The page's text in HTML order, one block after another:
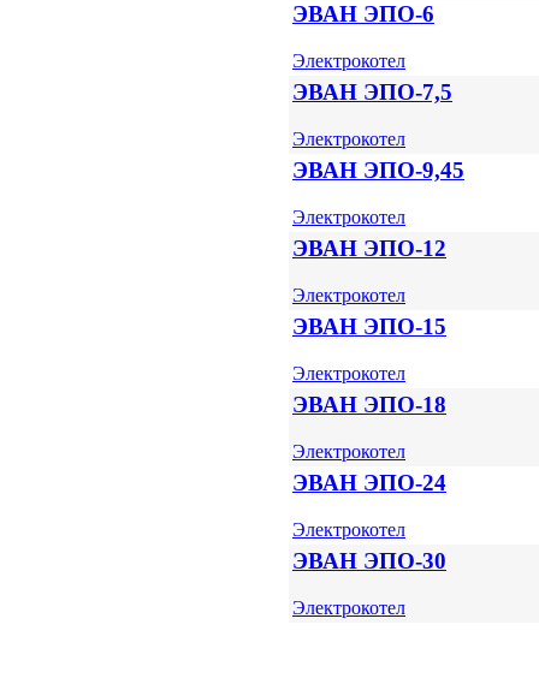
ЭВАН ЭПО-6
Электрокотел
ЭВАН ЭПО-7,5
Электрокотел
ЭВАН ЭПО-9,45
Электрокотел
ЭВАН ЭПО-12
Электрокотел
ЭВАН ЭПО-15
Электрокотел
ЭВАН ЭПО-18
Электрокотел
ЭВАН ЭПО-24
Электрокотел
ЭВАН ЭПО-30
Электрокотел